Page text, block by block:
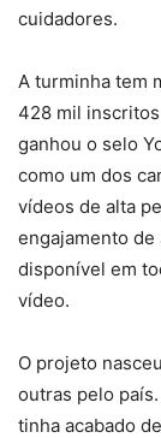
cuidadores.
A turminha tem
428 mil
ganhou o selo
como um dos
vídeos de alta
engajamento de
disponível em
vídeo.
O projeto
outras pelo
tinha acabado